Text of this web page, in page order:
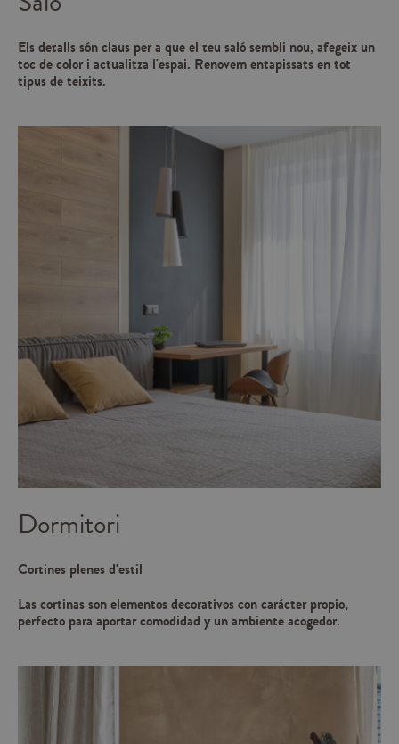
Els detalls són claus per a que el teu saló sembli nou, afegeix un
toc de color i actualitza l'espai. Renovem entapissats en tot
tipus de teixits.
Dormitori
Cortines plenes d'estil
Las cortinas son elementos decorativos con carácter propio,
perfecto para aportar comodidad y un ambiente acogedor.